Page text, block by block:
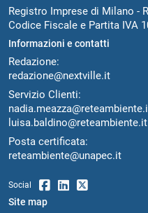
Registro Imprese di Milano -
Codice Fiscale e Partita IVA
Informazioni e contatti
Redazione:
redazione@nextville.it
Servizio Clienti:
luisa.baldino@reteambiente.it
Posta certificata:
reteambiente@unapec.it
Social
Site map